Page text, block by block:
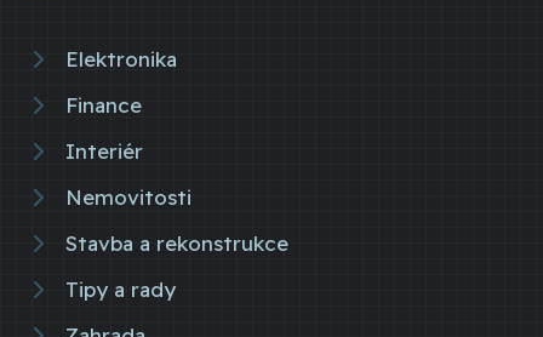
Elektronika
Finance
Interiér
Nemovitosti
Stavba a rekonstrukce
Tipy a rady